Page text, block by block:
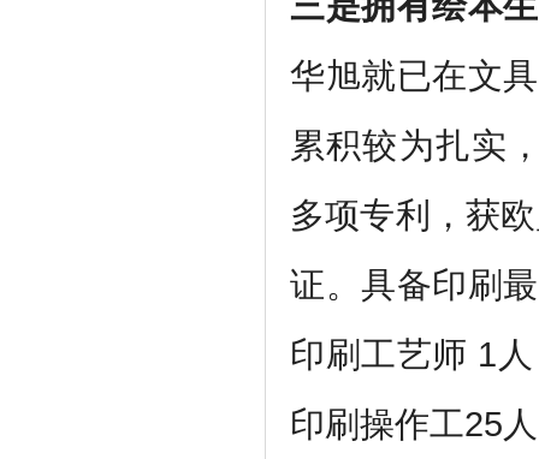
华旭就已在文
累积较为扎实
多项专利，获
证。具备印刷
印刷工艺师 1
印刷操作工25